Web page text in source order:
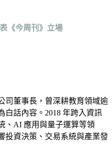
《今周刊》立場
司董事長，曾深耕教育領域逾
白話內容。2018 年跨入資訊
、AI 應用與量子運算等領
投資決策、交易系統與產業發